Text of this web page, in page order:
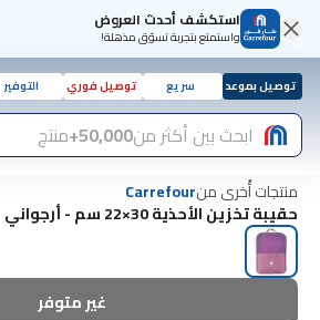
استكشف أحدث العروض
واستمتع بتجربة تسوّق مذهلة!
توصيل بموعد سريع توصيل فوري التوفير
ابحث بين أكثر من50,000+ منتج
منتجات أُخرى منCarrefour
حقيبة تخزين الأحذية 30×22 سم - أرجواني
غير متوفر